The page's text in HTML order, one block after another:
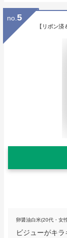
no. 5
卵醤油白米(20代・女
ビジューがキ